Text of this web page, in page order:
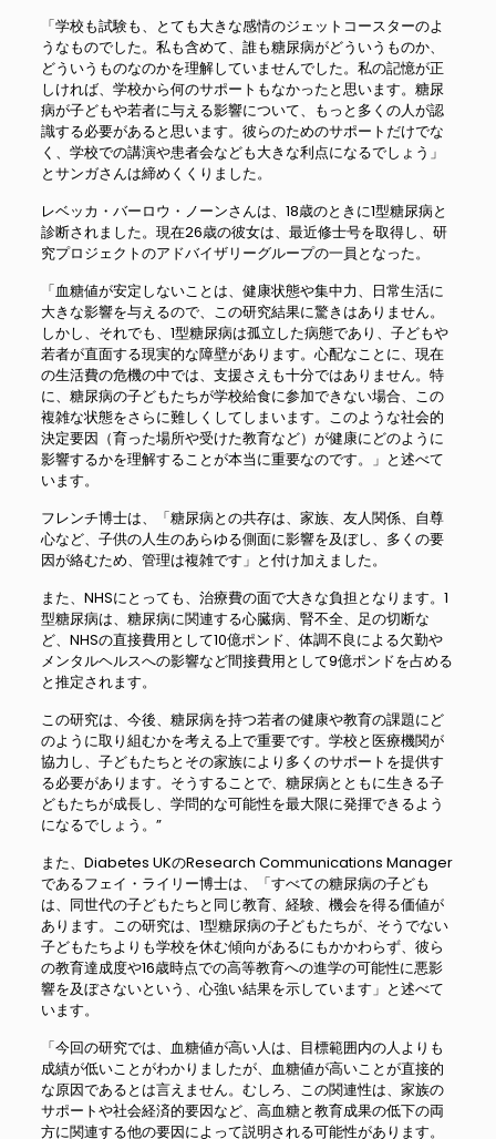
「学校も試験も、とても大きな感情のジェットコースターのよ
うなものでした。私も含めて、誰も糖尿病がどういうものか、
どういうものなのかを理解していませんでした。私の記憶が正
しければ、学校から何のサポートもなかったと思います。糖尿
病が子どもや若者に与える影響について、もっと多くの人が認
識する必要があると思います。彼らのためのサポートだけでな
く、学校での講演や患者会なども大きな利点になるでしょう」
とサンガさんは締めくくりました。
レベッカ・バーロウ・ノーンさんは、18歳のときに1型糖尿病と
診断されました。現在26歳の彼女は、最近修士号を取得し、研
究プロジェクトのアドバイザリーグループの一員となった。
「血糖値が安定しないことは、健康状態や集中力、日常生活に
大きな影響を与えるので、この研究結果に驚きはありません。
しかし、それでも、1型糖尿病は孤立した病態であり、子どもや
若者が直面する現実的な障壁があります。心配なことに、現在
の生活費の危機の中では、支援さえも十分ではありません。特
に、糖尿病の子どもたちが学校給食に参加できない場合、この
複雑な状態をさらに難しくしてしまいます。このような社会的
決定要因（育った場所や受けた教育など）が健康にどのように
影響するかを理解することが本当に重要なのです。」と述べて
います。
フレンチ博士は、「糖尿病との共存は、家族、友人関係、自尊
心など、子供の人生のあらゆる側面に影響を及ぼし、多くの要
因が絡むため、管理は複雑です」と付け加えました。
また、NHSにとっても、治療費の面で大きな負担となります。1
型糖尿病は、糖尿病に関連する心臓病、腎不全、足の切断な
ど、NHSの直接費用として10億ポンド、体調不良による欠勤や
メンタルヘルスへの影響など間接費用として9億ポンドを占める
と推定されます。
この研究は、今後、糖尿病を持つ若者の健康や教育の課題にど
のように取り組むかを考える上で重要です。学校と医療機関が
協力し、子どもたちとその家族により多くのサポートを提供す
る必要があります。そうすることで、糖尿病とともに生きる子
どもたちが成長し、学問的な可能性を最大限に発揮できるよう
になるでしょう。”
また、Diabetes UKのResearch Communications Manager
であるフェイ・ライリー博士は、「すべての糖尿病の子ども
は、同世代の子どもたちと同じ教育、経験、機会を得る価値が
あります。この研究は、1型糖尿病の子どもたちが、そうでない
子どもたちよりも学校を休む傾向があるにもかかわらず、彼ら
の教育達成度や16歳時点での高等教育への進学の可能性に悪影
響を及ぼさないという、心強い結果を示しています」と述べて
います。
「今回の研究では、血糖値が高い人は、目標範囲内の人よりも
成績が低いことがわかりましたが、血糖値が高いことが直接的
な原因であるとは言えません。むしろ、この関連性は、家族の
サポートや社会経済的要因など、高血糖と教育成果の低下の両
方に関連する他の要因によって説明される可能性があります。